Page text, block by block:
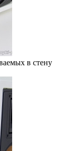
в стену